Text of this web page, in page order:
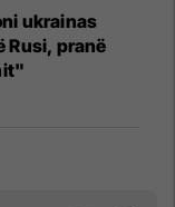
ukrainas
Rusi, pranë